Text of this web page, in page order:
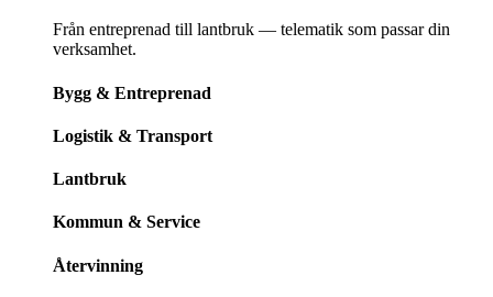
Från entreprenad till lantbruk — telematik som passar din
verksamhet.
Bygg & Entreprenad
Logistik & Transport
Lantbruk
Kommun & Service
Återvinning